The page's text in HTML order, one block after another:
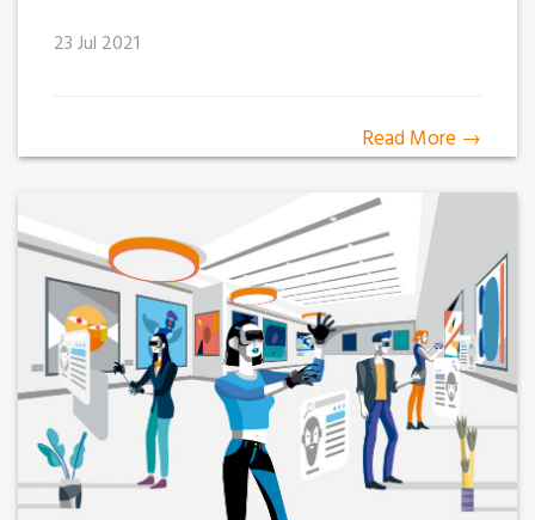
23 Jul 2021
Read More →